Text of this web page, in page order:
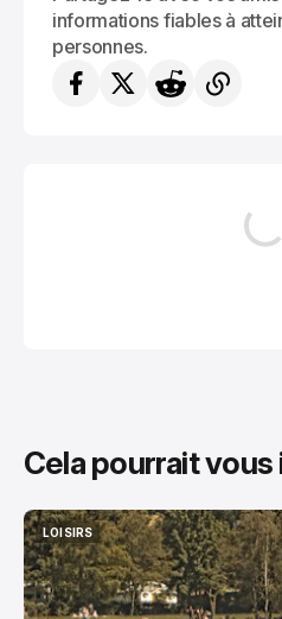
informations fiables à
personnes.
Cela pourrait
LOISIRS
LOISIRS